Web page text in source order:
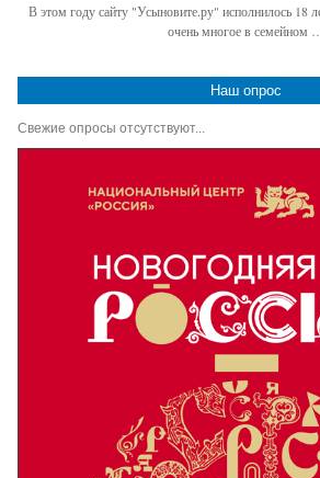
В этом году сайту "Усыновите.ру" исполнилось 18
очень многое в семейном …
Наш опрос
Свежие опросы отсутствуют...